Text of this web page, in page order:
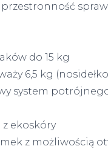
do 15 kg
6,5 kg
system
ekoskóry
z możliwością